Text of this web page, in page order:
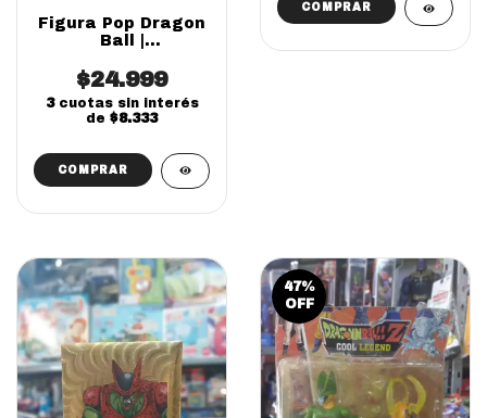
Figura Pop Dragon
Ball |
Importado de
Personajes de
Anime
$24.999
3 cuotas sin interés
de $8.333
COMPRAR
COMPRAR
47%
OFF